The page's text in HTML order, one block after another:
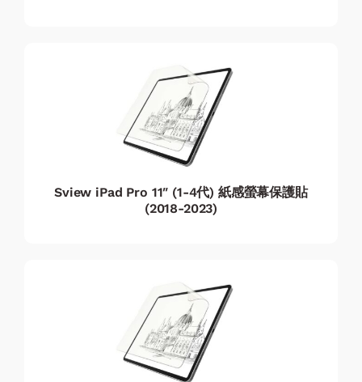
Sview iPad Pro 11″ (1-4代) 紙感螢幕保護貼
(2018-2023)